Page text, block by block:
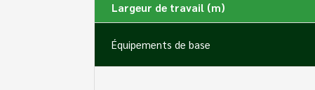
Largeur de travail (m)
Équipements de base